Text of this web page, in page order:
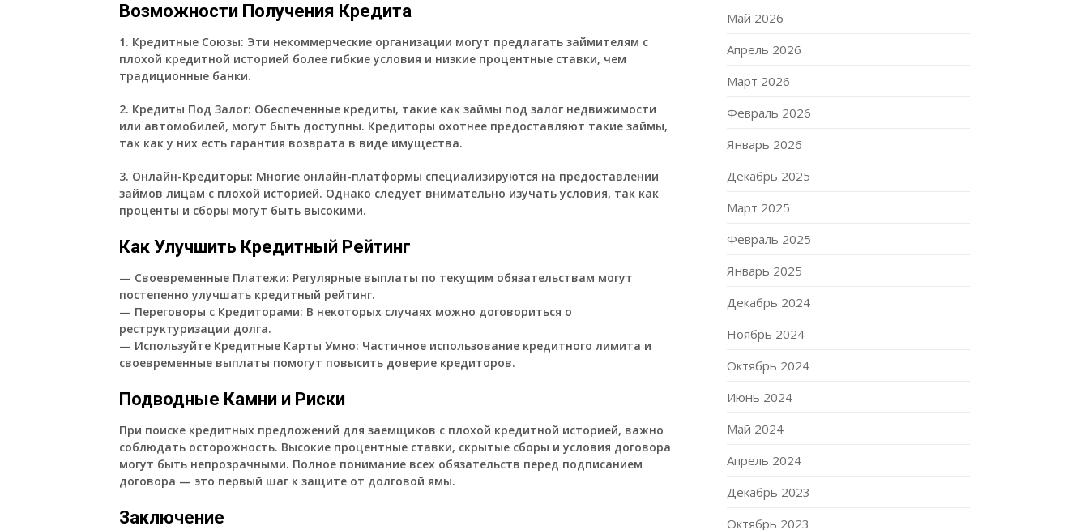
Возможности Получения Кредита
1. Кредитные Союзы: Эти некоммерческие организации могут предлагать займителям с
плохой кредитной историей более гибкие условия и низкие процентные ставки, чем
традиционные банки.
2. Кредиты Под Залог: Обеспеченные кредиты, такие как займы под залог недвижимости
или автомобилей, могут быть доступны. Кредиторы охотнее предоставляют такие займы,
так как у них есть гарантия возврата в виде имущества.
3. Онлайн-Кредиторы: Многие онлайн-платформы специализируются на предоставлении
займов лицам с плохой историей. Однако следует внимательно изучать условия, так как
проценты и сборы могут быть высокими.
Как Улучшить Кредитный Рейтинг
— Своевременные Платежи: Регулярные выплаты по текущим обязательствам могут
постепенно улучшать кредитный рейтинг.
— Переговоры с Кредиторами: В некоторых случаях можно договориться о
реструктуризации долга.
— Используйте Кредитные Карты Умно: Частичное использование кредитного лимита и
своевременные выплаты помогут повысить доверие кредиторов.
Подводные Камни и Риски
При поиске кредитных предложений для заемщиков с плохой кредитной историей, важно
соблюдать осторожность. Высокие процентные ставки, скрытые сборы и условия договора
могут быть непрозрачными. Полное понимание всех обязательств перед подписанием
договора — это первый шаг к защите от долговой ямы.
Заключение
Май 2026
Апрель 2026
Март 2026
Февраль 2026
Январь 2026
Декабрь 2025
Март 2025
Февраль 2025
Январь 2025
Декабрь 2024
Ноябрь 2024
Октябрь 2024
Июнь 2024
Май 2024
Апрель 2024
Декабрь 2023
Октябрь 2023